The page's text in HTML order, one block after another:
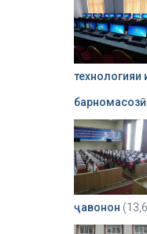
технологияи
барномасозӣ
ҷавонон